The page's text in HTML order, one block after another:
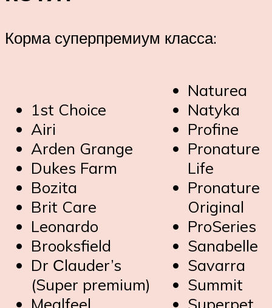
Корма суперпремиум класса:
1st Choice
Airi
Arden Grange
Dukes Farm
Bozita
Brit Care
Leonardo
Brooksfield
Dr Сlauder’s
(Super premium)
Mealfeel
Naturea
Natyka
Profine
Pronature
Life
Pronature
Original
ProSeries
Sanabelle
Savarra
Summit
Superpet